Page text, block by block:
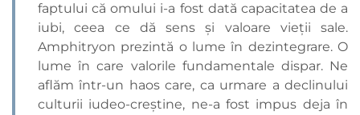
faptului că omului i-a fost dată capacitatea de a
iubi, ceea ce dă sens și valoare vieții sale.
Amphitryon prezintă o lume în dezintegrare. O
lume în care valorile fundamentale dispar. Ne
aflăm într-un haos care, ca urmare a declinului
culturii iudeo-creștine, ne-a fost impus deja în